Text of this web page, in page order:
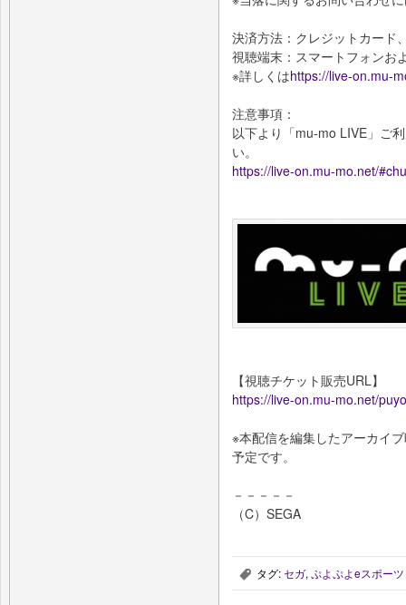
決済方法：クレジットカード
視聴端末：スマートフォンお
※詳しくはhttps://live-on.mu-
注意事項：
以下より「mu-mo LIVE」ご
い。
https://live-on.mu-mo.net/
【視聴チケット販売URL】
https://live-on.mu-mo.net/
※本配信を編集したアーカイ
予定です。
－－－－－
（C）SEGA
, タグ:セガ, ぷよぷよeスポーツ